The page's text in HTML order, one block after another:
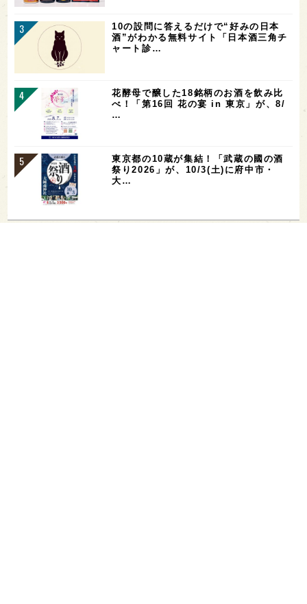
10の設問に答えるだけで“好みの日本
酒”がわかる無料サイト「日本酒三角チ
ャート診…
花酵母で醸した18銘柄のお酒を飲み比
べ！「第16回 花の宴 in 東京」が、8/
…
東京都の10蔵が集結！「武蔵の國の酒
祭り2026」が、10/3(土)に府中市・
大…